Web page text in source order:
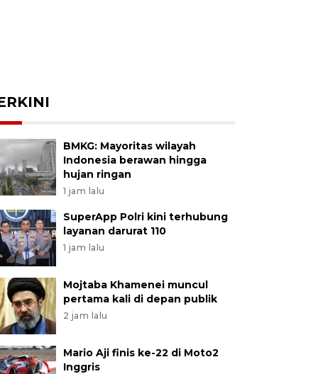
BMKG: Mayoritas wilayah
Indonesia berawan hingga
hujan ringan
1 jam lalu
SuperApp Polri kini terhubung
layanan darurat 110
1 jam lalu
Mojtaba Khamenei muncul
pertama kali di depan publik
2 jam lalu
Mario Aji finis ke-22 di Moto2
Inggris